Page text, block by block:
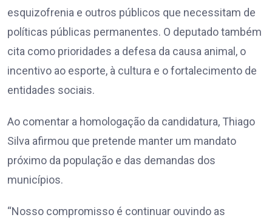
esquizofrenia e outros públicos que necessitam de
políticas públicas permanentes. O deputado também
cita como prioridades a defesa da causa animal, o
incentivo ao esporte, à cultura e o fortalecimento de
entidades sociais.
Ao comentar a homologação da candidatura, Thiago
Silva afirmou que pretende manter um mandato
próximo da população e das demandas dos
municípios.
“Nosso compromisso é continuar ouvindo as